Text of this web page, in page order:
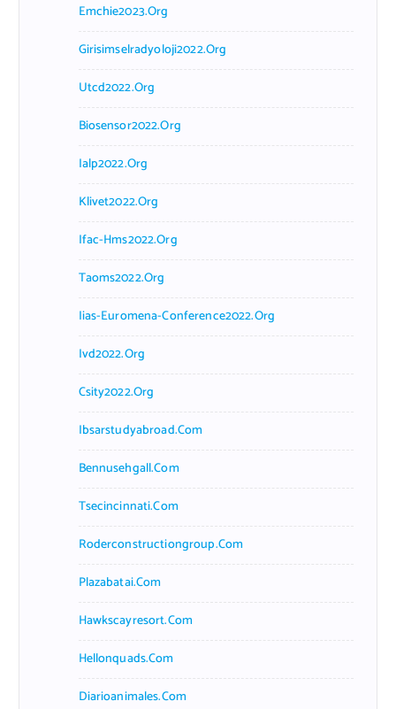
Emchie2023.org
Girisimselradyoloji2022.org
Utcd2022.org
Biosensor2022.org
Ialp2022.org
Klivet2022.org
Ifac-Hms2022.org
Taoms2022.org
Iias-Euromena-Conference2022.org
Ivd2022.org
Csity2022.org
Ibsarstudyabroad.com
Bennusehgall.com
Tsecincinnati.com
Roderconstructiongroup.com
Plazabatai.com
Hawkscayresort.com
Hellonquads.com
Diarioanimales.com